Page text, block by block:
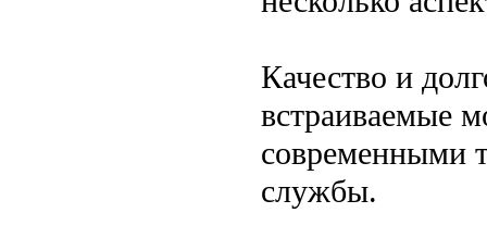
Качество и
встраиваемые
современными
службы.